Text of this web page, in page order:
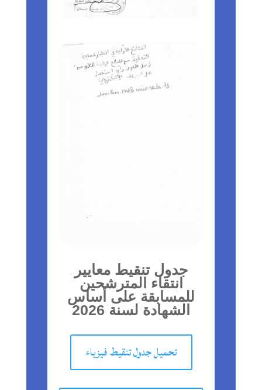
جدول تنقيط معايير
انتقاء المترشحين
للمسابقة على أساس
الشهادة لسنة 2026
تحميل جدول تنقيط فيزياء